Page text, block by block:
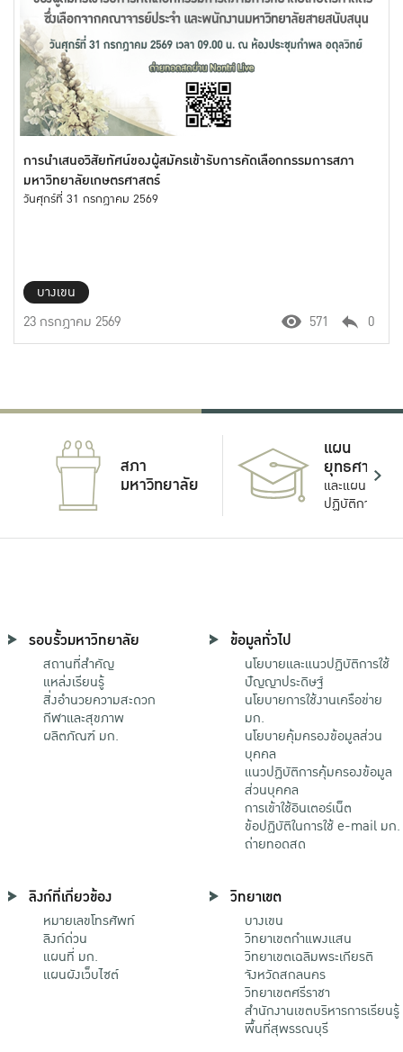
การนำเสนอวิสัยทัศน์ของผู้สมัครเข้ารับการคัดเลือกกรรมการสภา
มหาวิทยาลัยเกษตรศาสตร์
วันศุกร์ที่ 31 กรกฎาคม 2569
บางเขน
23 กรกฎาคม 2569
571 0
สภา
มหาวิทยาลัย
แผน
ยุทธศาสตร์
และแผน
ปฏิบัติการ
รอบรั้วมหาวิทยาลัย
สถานที่สำคัญ
แหล่งเรียนรู้
สิ่งอำนวยความสะดวก
กีฬาและสุขภาพ
ผลิตภัณฑ์ มก.
ข้อมูลทั่วไป
นโยบายและแนวปฏิบัติการใช้
ปัญญาประดิษฐ์
นโยบายการใช้งานเครือข่าย
มก.
นโยบายคุ้มครองข้อมูลส่วน
บุคคล
แนวปฏิบัติการคุ้มครองข้อมูล
ส่วนบุคคล
การเข้าใช้อินเตอร์เน็ต
ข้อปฏิบัติในการใช้ e-mail มก.
ถ่ายทอดสด
ลิงก์ที่เกี่ยวข้อง
หมายเลขโทรศัพท์
ลิงก์ด่วน
แผนที่ มก.
แผนผังเว็บไซต์
วิทยาเขต
บางเขน
วิทยาเขตกําแพงแสน
วิทยาเขตเฉลิมพระเกียรติ
จังหวัดสกลนคร
วิทยาเขตศรีราชา
สำนักงานเขตบริหารการเรียนรู้
พื้นที่สุพรรณบุรี